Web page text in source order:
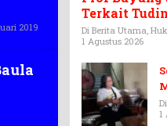
2019
E
Terkait
Ditagih
Di Berita Utama,
1 Agustus 2026
1